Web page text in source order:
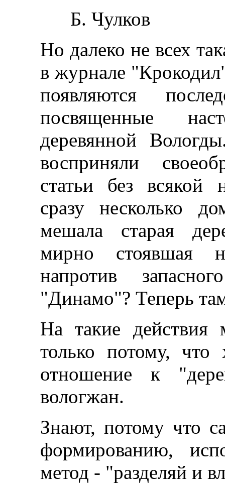
Б. Чулков
Но далеко не всех
в журнале
появляются
посвященные
деревянной
восприняли
статьи без всякой
сразу несколько
мешала старая
мирно стоявшая
напротив
"Динамо"? Теперь
На такие действия
только потому, что
отношение к
вологжан.
Знают, потому что
формированию,
метод - "разделяй и